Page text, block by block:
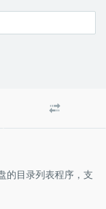
文
的目录列表程序，支